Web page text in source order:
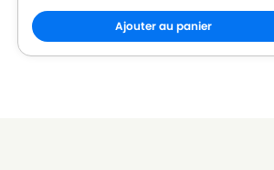
Ajouter au panier